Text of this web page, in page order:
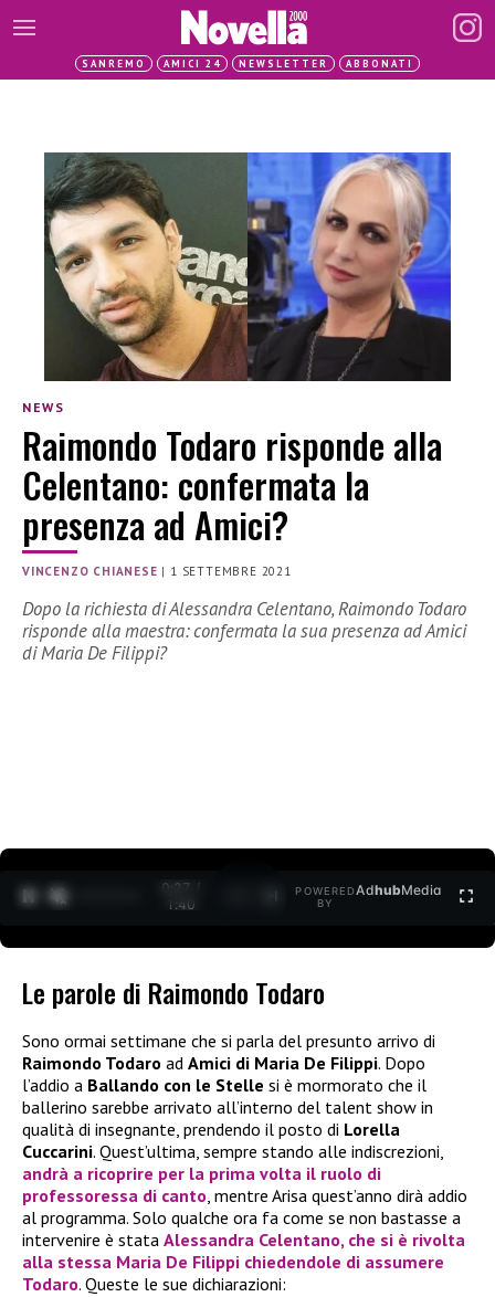
SANREMO AMICI 24 NEWSLETTER ABBONATI
NEWS
Raimondo Todaro risponde alla
Celentano: confermata la
presenza ad Amici?
VINCENZO CHIANESE | 1 SETTEMBRE 2021
Dopo la richiesta di Alessandra Celentano, Raimondo Todaro
risponde alla maestra: confermata la sua presenza ad Amici
di Maria De Filippi?
0:27 /
1:40
POWERED
BY
AdhubMedia
Le parole di Raimondo Todaro
Sono ormai settimane che si parla del presunto arrivo di
Raimondo Todaro ad Amici di Maria De Filippi. Dopo
l’addio a Ballando con le Stelle si è mormorato che il
ballerino sarebbe arrivato all’interno del talent show in
qualità di insegnante, prendendo il posto di Lorella
Cuccarini. Quest’ultima, sempre stando alle indiscrezioni,
andrà a ricoprire per la prima volta il ruolo di
professoressa di canto, mentre Arisa quest’anno dirà addio
al programma. Solo qualche ora fa come se non bastasse a
intervenire è stata Alessandra Celentano, che si è rivolta
alla stessa Maria De Filippi chiedendole di assumere
Todaro. Queste le sue dichiarazioni: